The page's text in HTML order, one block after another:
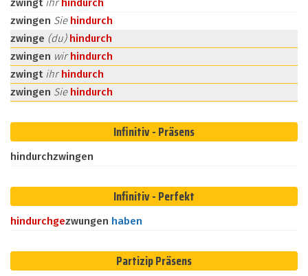
zwingt ihr hindurch
zwingen Sie hindurch
zwinge (du) hindurch
zwingen wirhindurch
zwingt ihrhindurch
zwingen Sie hindurch
Infinitiv - Präsens
hindurchzwingen
Infinitiv - Perfekt
hindurchgezwungen haben
Partizip Präsens